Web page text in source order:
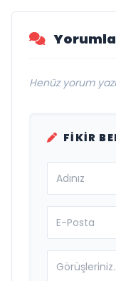
Henüz yorum
FIKIR